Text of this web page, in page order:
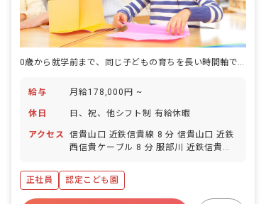
0歳から就学前まで、同じ子どもの育ちを長い時間軸で見つめられる認定こども園です。
給与 月給178,000円 ~
休日 日、祝、他シフト制 有給休暇
アクセス
信貴山口 近鉄信貴線 8 分 信貴山口 近鉄
西信貴ケーブル 8 分 服部川 近鉄信貴線
阪線 19 分
正社員 認定こども園